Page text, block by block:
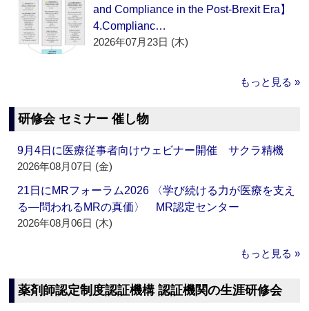
and Compliance in the Post-Brexit Era】
4.Complianc…
2026年07月23日 (木)
もっと見る »
研修会 セミナー 催し物
9月4日に医療従事者向けウェビナー開催 サクラ精機
2026年08月07日 (金)
21日にMRフォーラム2026 〈学び続ける力が医療を支え
る―問われるMRの真価〉 MR認定センター
2026年08月06日 (木)
もっと見る »
薬剤師認定制度認証機構 認証機関の生涯研修会